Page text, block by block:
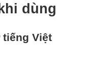
dùng
Việt